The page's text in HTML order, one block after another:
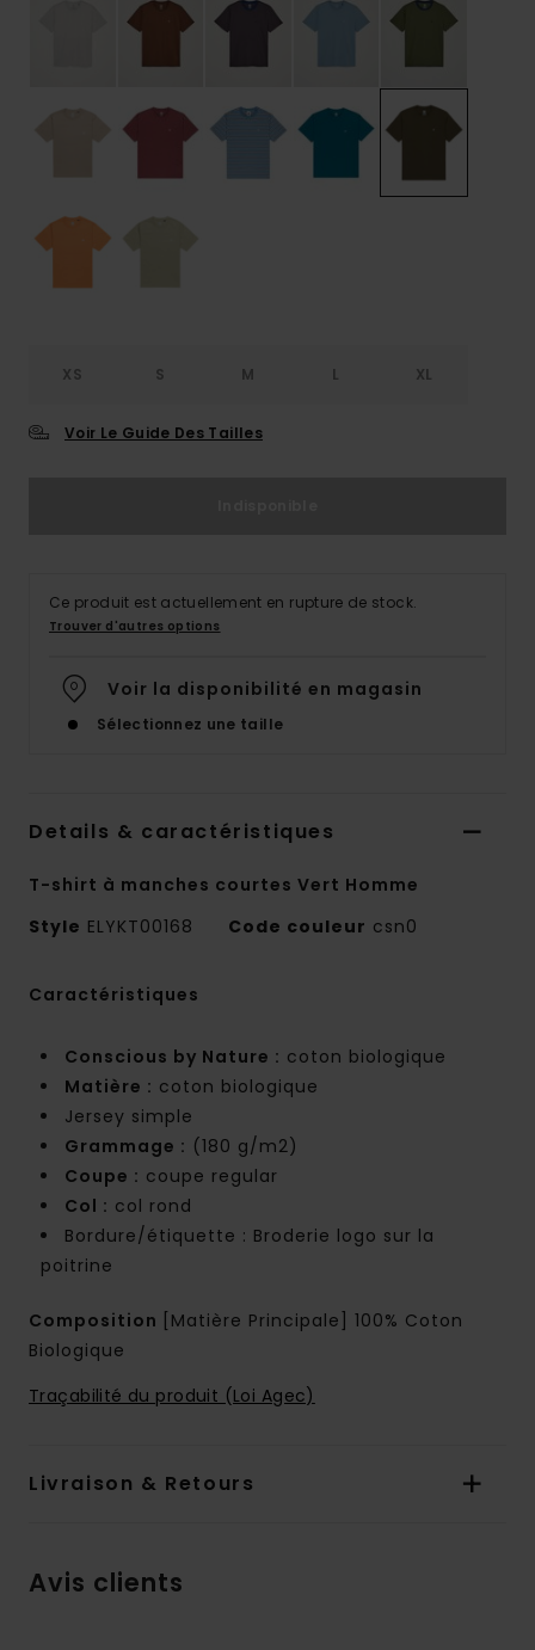
XS S M L XL
Voir Le Guide Des Tailles
Ce produit est actuellement en rupture de stock.
Trouver d'autres options
Voir la disponibilité en magasin
Sélectionnez une taille
Details & caractéristiques
T-shirt à manches courtes Vert Homme
Style ELYKT00168 Code couleur csn0
Caractéristiques
Conscious by Nature : coton biologique
Matière : coton biologique
Jersey simple
Grammage : (180 g/m2)
Coupe : coupe regular
Col : col rond
Bordure/étiquette : Broderie logo sur la
poitrine
Composition [Matière Principale] 100% Coton
Biologique
Traçabilité du produit (Loi Agec)
Livraison & Retours
Avis clients